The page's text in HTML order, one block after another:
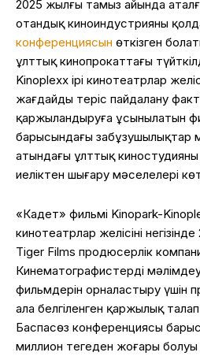
2025 жылғы тамыз айында
отандық киноиндустрияны
конференциясын өткізген
ұлттық кинопрокаттағы
Kinoplexx ірі кинотеатрлар
жағдайды теріс пайдалану
қаржыландыруға ұсынылатын
барысындағы
атындағы ұлттық киностудияның
иеліктен шығару мәселелері
«Кадет» фильмі Kinopark-
кинотеатрлар желісінің
Tiger Films продюсерлік
Кинематографистердің
фильмдерін орналастыру үшін
ала белгіленген қаржылық
Баспасөз конференциясы
миллион теңгеден жоғары болуы